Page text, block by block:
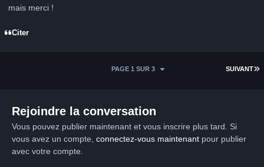
mais merci !
Citer
SUIVANT
PAGE 1 SUR 3
Rejoindre la conversation
Vous pouvez publier maintenant et vous inscrire plus tard. Si
vous avez un compte, connectez-vous maintenantpour publier
avec votre compte.